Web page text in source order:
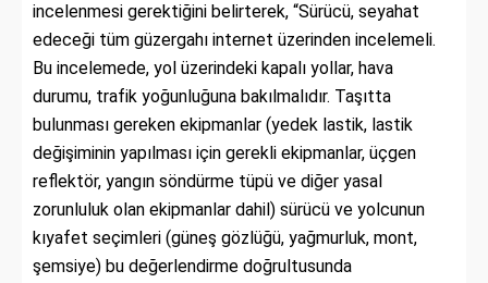
incelenmesi gerektiğini belirterek, “Sürücü, seyahat
edeceği tüm güzergahı internet üzerinden incelemeli.
Bu incelemede, yol üzerindeki kapalı yollar, hava
durumu, trafik yoğunluğuna bakılmalıdır. Taşıtta
bulunması gereken ekipmanlar (yedek lastik, lastik
değişiminin yapılması için gerekli ekipmanlar, üçgen
reflektör, yangın söndürme tüpü ve diğer yasal
zorunluluk olan ekipmanlar dahil) sürücü ve yolcunun
kıyafet seçimleri (güneş gözlüğü, yağmurluk, mont,
şemsiye) bu değerlendirme doğrultusunda